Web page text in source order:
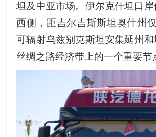
坦及中亚市场。伊尔克什坦口
西侧，距吉尔吉斯斯坦奥什州
可辐射乌兹别克斯坦安集延州
丝绸之路经济带上的一个重要节